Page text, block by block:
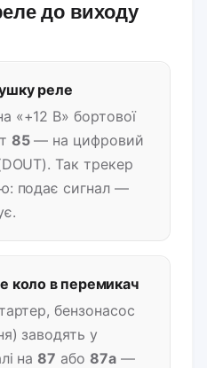
до виходу
реле
«+12 В» бортової
85— на цифровий
Так трекер
подає сигнал —
коло в перемикач
бензонасос
заводять у
на 87 або 87a —